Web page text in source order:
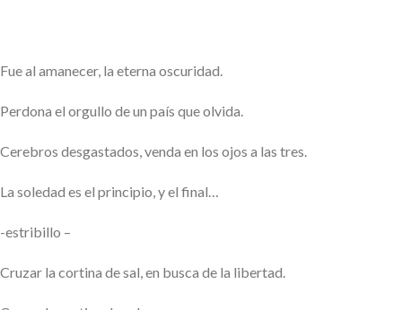
Fue al amanecer, la eterna oscuridad.
Perdona el orgullo de un país que olvida.
Cerebros desgastados, venda en los ojos a las tres.
La soledad es el principio, y el final…
-estribillo –
Cruzar la cortina de sal, en busca de la libertad.